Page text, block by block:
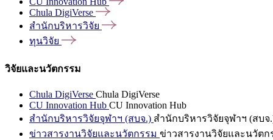
Chula DigiVerse
สำนักบริหารวิจัย
ทุนวิจัย
วิจัยและนวัตกรรม
Chula DigiVerse Chula DigiVerse
CU Innovation Hub CU Innovation Hub
สำนักบริหารวิจัยจุฬาฯ (สบจ.) สำนักบริหารวิจัยจุฬาฯ (สบจ
ข่าวสารงานวิจัยและนวัตกรรม ข่าวสารงานวิจัยและนวัตก